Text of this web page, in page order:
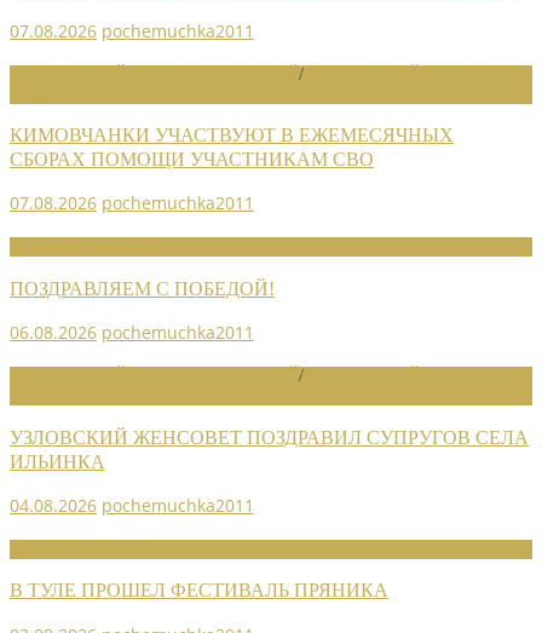
07.08.2026 pochemuchka2011
/
КИМОВЧАНКИ УЧАСТВУЮТ В ЕЖЕМЕСЯЧНЫХ
СБОРАХ ПОМОЩИ УЧАСТНИКАМ СВО
07.08.2026 pochemuchka2011
ПОЗДРАВЛЯЕМ С ПОБЕДОЙ!
06.08.2026 pochemuchka2011
/
УЗЛОВСКИЙ ЖЕНСОВЕТ ПОЗДРАВИЛ СУПРУГОВ СЕЛА
ИЛЬИНКА
04.08.2026 pochemuchka2011
В ТУЛЕ ПРОШЕЛ ФЕСТИВАЛЬ ПРЯНИКА